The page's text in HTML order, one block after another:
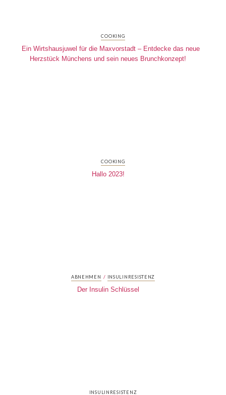
COOKING
Ein Wirtshausjuwel für die Maxvorstadt – Entdecke das neue
Herzstück Münchens und sein neues Brunchkonzept!
COOKING
Hallo 2023!
ABNEHMEN / INSULINRESISTENZ
Der Insulin Schlüssel
INSULINRESISTENZ